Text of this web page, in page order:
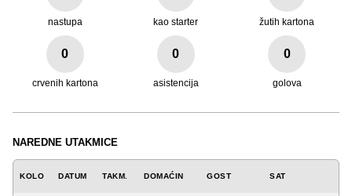
nastupa kao starter žutih kartona
0
crvenih kartona
0
asistencija
0
golova
NAREDNE UTAKMICE
KOLO DATUM TAKM. DOMAĆIN GOST SAT